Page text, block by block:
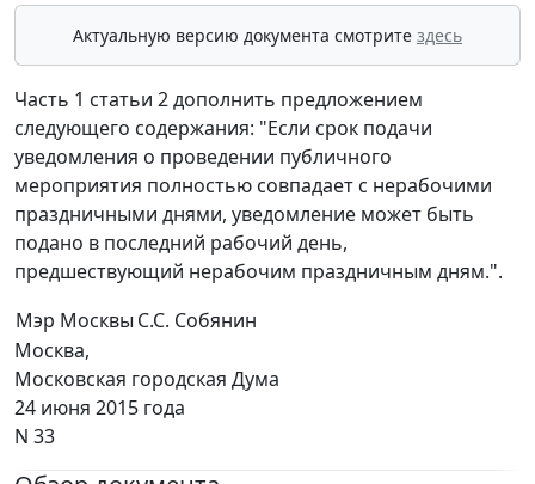
Актуальную версию документа смотрите здесь
Часть 1 статьи 2 дополнить предложением
следующего содержания: "Если срок подачи
уведомления о проведении публичного
мероприятия полностью совпадает с нерабочими
праздничными днями, уведомление может быть
подано в последний рабочий день,
предшествующий нерабочим праздничным дням.".
Мэр Москвы С.С. Собянин
Москва,
Московская городская Дума
24 июня 2015 года
N 33